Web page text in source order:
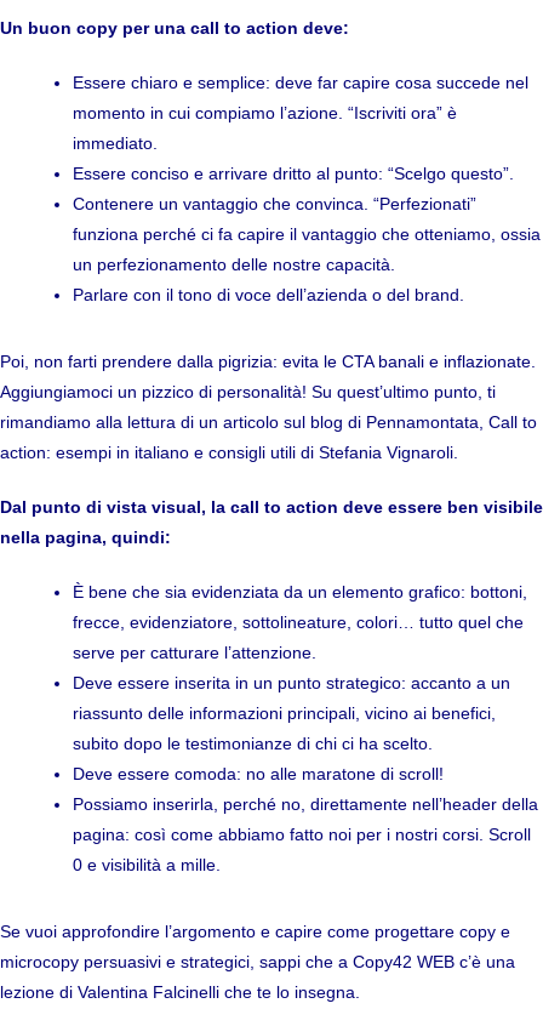
Un buon copy per una call to action deve:
Essere chiaro e semplice: deve far capire cosa succede nel
momento in cui compiamo l’azione. “Iscriviti ora” è
immediato.
Essere conciso e arrivare dritto al punto: “Scelgo questo”.
Contenere un vantaggio che convinca. “Perfezionati”
funziona perché ci fa capire il vantaggio che otteniamo, ossia
un perfezionamento delle nostre capacità.
Parlare con il tono di voce dell’azienda o del brand.
Poi, non farti prendere dalla pigrizia: evita le CTA banali e inflazionate.
Aggiungiamoci un pizzico di personalità! Su quest’ultimo punto, ti
rimandiamo alla lettura di un articolo sul blog di Pennamontata, Call to
action: esempi in italiano e consigli utili di Stefania Vignaroli.
Dal punto di vista visual, la call to action deve essere ben visibile
nella pagina, quindi:
È bene che sia evidenziata da un elemento grafico: bottoni,
frecce, evidenziatore, sottolineature, colori… tutto quel che
serve per catturare l’attenzione.
Deve essere inserita in un punto strategico: accanto a un
riassunto delle informazioni principali, vicino ai benefici,
subito dopo le testimonianze di chi ci ha scelto.
Deve essere comoda: no alle maratone di scroll!
Possiamo inserirla, perché no, direttamente nell’header della
pagina: così come abbiamo fatto noi per i nostri corsi. Scroll
0 e visibilità a mille.
Se vuoi approfondire l’argomento e capire come progettare copy e
microcopy persuasivi e strategici, sappi che a Copy42 WEB c’è una
lezione di Valentina Falcinelli che te lo insegna.